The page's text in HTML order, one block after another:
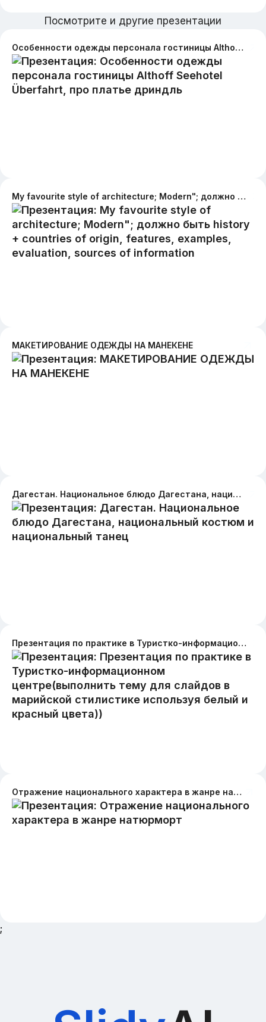
Посмотрите и другие презентации
Особенности одежды персонала гостиницы Althoff Seehotel Überfahrt, про платье дриндль
My favourite style of architecture; Modern"; должно быть history + countries of origin, features, examples, evaluation, sources of information
МАКЕТИРОВАНИЕ ОДЕЖДЫ НА МАНЕКЕНЕ
Дагестан. Национальное блюдо Дагестана, национальный костюм и национальный танец
Презентация по практике в Туристко-информационном центре(выполнить тему для слайдов в марийской стилистике используя белый и красный цвета))
Отражение национального характера в жанре натюрморт
;